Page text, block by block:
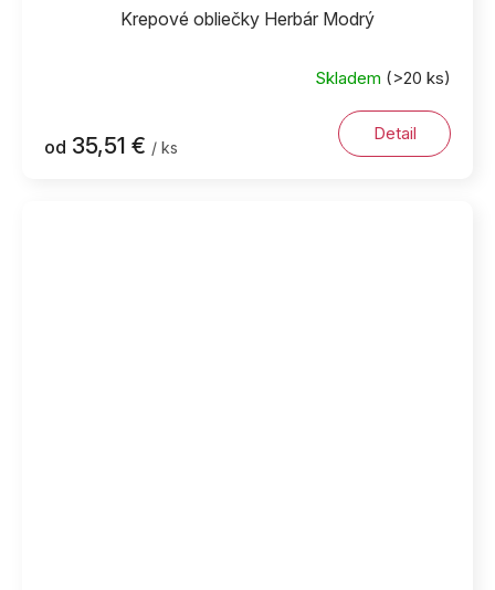
Krepové obliečky Herbár Modrý
je
Skladem (>20 ks)
od 35,51 € / ks
Detail